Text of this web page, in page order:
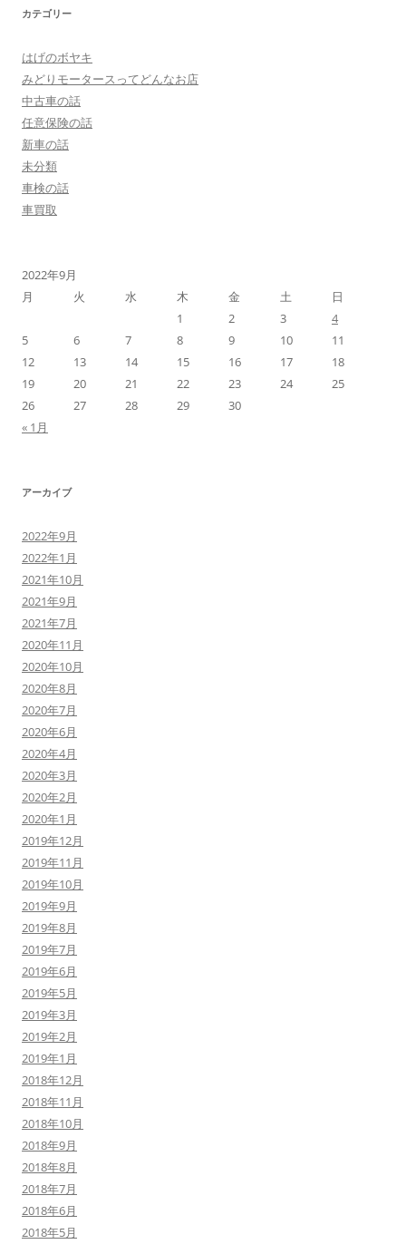
カテゴリー
はげのボヤキ
みどりモータースってどんなお店
中古車の話
任意保険の話
新車の話
未分類
車検の話
車買取
2022年9月
月
火 水 木 金 土
日
1
2 3
4
5
6 7 8 9 10
11
12
13 14 15 16 17
18
19
20 21 22 23 24
25
26
27 28 29
30
« 1月
アーカイブ
2022年9月
2022年1月
2021年10月
2021年9月
2021年7月
2020年11月
2020年10月
2020年8月
2020年7月
2020年6月
2020年4月
2020年3月
2020年2月
2020年1月
2019年12月
2019年11月
2019年10月
2019年9月
2019年8月
2019年7月
2019年6月
2019年5月
2019年3月
2019年2月
2019年1月
2018年12月
2018年11月
2018年10月
2018年9月
2018年8月
2018年7月
2018年6月
2018年5月